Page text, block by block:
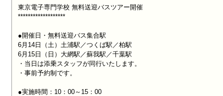
東京電子専門学校 無料送迎バスツアー開催
*******************
●開催日・無料送迎バス集合駅
6月14日（土）土浦駅／つくば駅／柏駅
6月15日（日）大網駅／蘇我駅／千葉駅
・当日は添乗スタッフが同行いたします。
・事前予約制です。
●実施時間：10：00～15：00